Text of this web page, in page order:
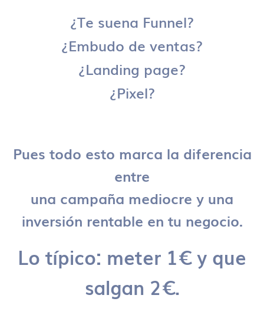
¿Te suena Funnel?
¿Embudo de ventas?
¿Landing page?
¿Pixel?
Pues todo esto marca la diferencia
entre
una campaña mediocre y una
inversión rentable en tu negocio.
Lo típico: meter 1€ y que
salgan 2€.